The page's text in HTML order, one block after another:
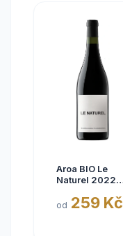
Aroa BIO Le
Naturel 2022
Navarra, bez
od 259 Kč